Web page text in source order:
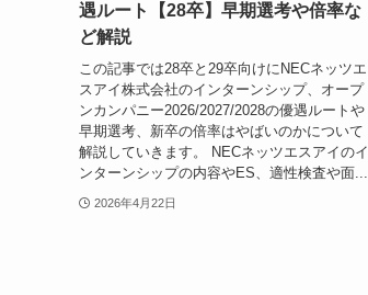
遇ルート【28卒】早期選考や倍率な
ど解説
この記事では28卒と29卒向けにNECネッツエ
スアイ株式会社のインターンシップ、オープ
ンカンパニー2026/2027/2028の優遇ルートや
早期選考、新卒の倍率はやばいのかについて
解説していきます。 NECネッツエスアイのイ
ンターンシップの内容やES、適性検査や面...
2026年4月22日